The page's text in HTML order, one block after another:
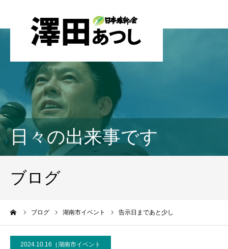
日々の出来事です
ブログ
ブログ 湖南市イベント 告示日まであと少し
2024.10.16 湖南市イベント